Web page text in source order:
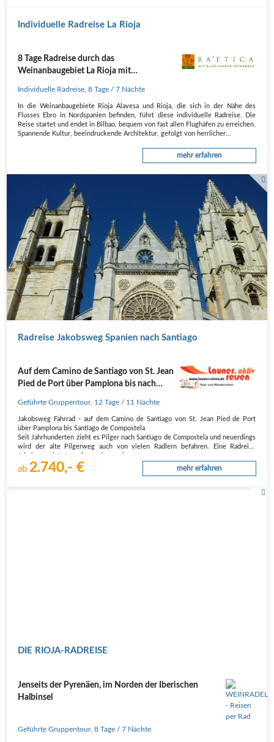
Individuelle Radreise La Rioja
8 Tage Radreise durch das
Weinanbaugebiet La Rioja mit
Individuelle Radreise ,8 Tage / 7 Nächte
In die Weinanbaugebiete Rioja Alavesa und Rioja, die sich in der Nähe des
Flusses Ebro in Nordspanien befinden, führt diese individuelle Radreise. Die
Reise startet und endet in Bilbao, bequem von fast allen Flughäfen zu erreichen.
Spannende Kultur, beeindruckende Architektur, gefolgt von herrlicher…
mehr erfahren
Radreise Jakobsweg Spanien nach Santiago
Auf dem Camino de Santiago von St. Jean
Pied de Port über Pamplona bis nach
Geführte Gruppentour, 12 Tage / 11 Nächte
Jakobsweg Fahrrad - auf dem Camino de Santiago von St. Jean Pied de Port
über Pamplona bis Santiago de Compostela
Seit Jahrhunderten zieht es Pilger nach Santiago de Compostela und neuerdings
wird der alte Pilgerweg auch von vielen Radlern befahren. Eine Radreise
ab 2.740,- € mehr erfahren
DIE RIOJA-RADREISE
Jenseits der Pyrenäen, im Norden der Iberischen
Halbinsel
Geführte Gruppentour,8 Tage / 7 Nächte